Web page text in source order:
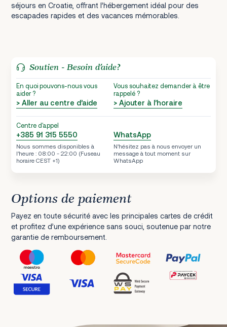
séjours en Croatie, offrant l’hébergement idéal pour des
escapades rapides et des vacances mémorables.
Soutien - Besoin d’aide?
En quoi pouvons-nous vous
aider ?
> Aller au centre d’aide
Vous souhaitez demander à être
rappelé ?
> Ajouter à l’horaire
Centre d'appel
+385 91 315 5550
Nous sommes disponibles à
l’heure : 08:00 - 22:00 (Fuseau
horaire CEST +1)
WhatsApp
N’hésitez pas à nous envoyer un
message à tout moment sur
WhatsApp
Options de paiement
Payez en toute sécurité avec les principales cartes de crédit
et profitez d’une expérience sans souci, soutenue par notre
garantie de remboursement.